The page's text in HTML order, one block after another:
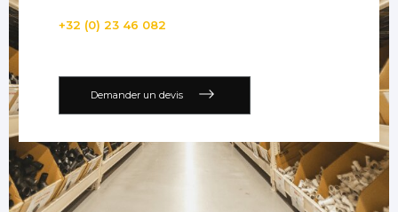
+32 (0) 23 46 082
Demander un devis